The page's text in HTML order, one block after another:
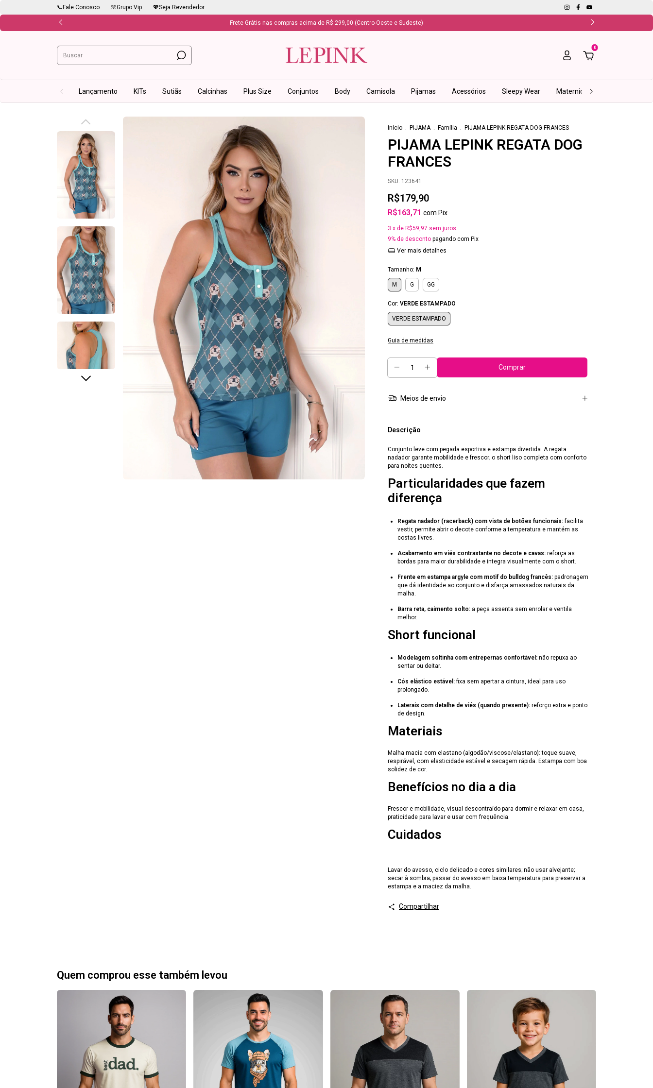
📞Fale Conosco 🌸Grupo Vip 💖Seja Revendedor
Frete Grátis nas compras acima de R$ 299,00 (Centro-Oeste e Sudeste)
0
Lançamento KITs Sutiãs Calcinhas Plus Size Conjuntos Body Camisola Pijamas Acessórios Sleepy Wear Maternidade
Início . PIJAMA . Família . PIJAMA LEPINK REGATA DOG FRANCES
PIJAMA LEPINK REGATA DOG
FRANCES
SKU: 123641
R$179,90
R$163,71 com Pix
3 x de R$59,97 sem juros
9% de desconto pagando com Pix
Ver mais detalhes
Tamanho: M
M G GG
Cor: VERDE ESTAMPADO
VERDE ESTAMPADO
Guia de medidas
Meios de envio
Descrição
Conjunto leve com pegada esportiva e estampa divertida. A regata
nadador garante mobilidade e frescor; o short liso completa com conforto
para noites quentes.
Particularidades que fazem
diferença
Regata nadador (racerback) com vista de botões funcionais:facilita
vestir, permite abrir o decote conforme a temperatura e mantém as
costas livres.
Acabamento em viés contrastante no decote e cavas: reforça as
bordas para maior durabilidade e integra visualmente com o short.
Frente em estampa argyle com motif do bulldog francês: padronagem
que dá identidade ao conjunto e disfarça amassados naturais da
malha.
Barra reta, caimento solto: a peça assenta sem enrolar e ventila
melhor.
Short funcional
Modelagem soltinha com entrepernas confortável: não repuxa ao
sentar ou deitar.
Cós elástico estável:fixa sem apertar a cintura, ideal para uso
prolongado.
Laterais com detalhe de viés (quando presente): reforço extra e ponto
de design.
Materiais
Malha macia com elastano (algodão/viscose/elastano): toque suave,
respirável, com elasticidade estável e secagem rápida. Estampa com boa
solidez de cor.
Benefícios no dia a dia
Frescor e mobilidade, visual descontraído para dormir e relaxar em casa,
praticidade para lavar e usar com frequência.
Cuidados
Lavar do avesso, ciclo delicado e cores similares; não usar alvejante;
secar à sombra; passar do avesso em baixa temperatura para preservar a
estampa e a maciez da malha.
Compartilhar
Quem comprou esse também levou